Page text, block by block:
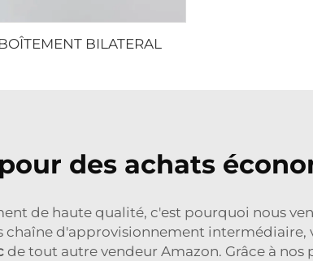
BILATERAL
des achats
de haute qualité, c'est pourquoi nous
d'approvisionnement intermédiaire,
de tout autre vendeur Amazon. Grâce à